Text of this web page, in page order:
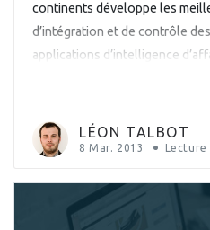
continents développe les
d’intégration et de contrôle
applications d’intelligence
partenaire canadien. Le 14
[…]
LÉON TALBOT
8 Mar. 2013 Lecture